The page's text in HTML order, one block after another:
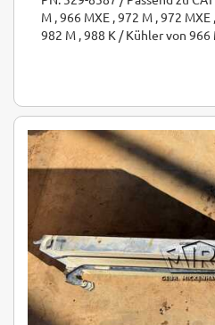
M , 966 MXE , 972 M , 972
982 M , 988 K / Kühler von 966